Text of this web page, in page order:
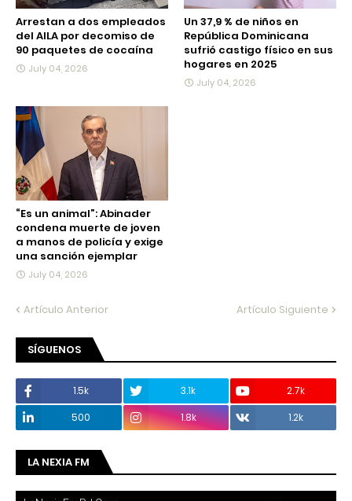
Arrestan a dos empleados
del AILA por decomiso de
90 paquetes de cocaína
July 04, 2026
Un 37,9 % de niños en
República Dominicana
sufrió castigo físico en sus
hogares en 2025
July 04, 2026
“Es un animal”: Abinader
condena muerte de joven
a manos de policía y exige
una sanción ejemplar
July 04, 2026
Artículo Anterior Artículo Siguiente
SÍGUENOS
1.5k 3.1k
2.7k
500
1.8k 1.2k
LA NEXIA FM